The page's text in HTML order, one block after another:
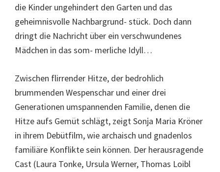
die Kinder ungehindert den Garten und das
geheimnisvolle Nachbargrund- stück. Doch dann
dringt die Nachricht über ein verschwundenes
Mädchen in das som- merliche Idyll…
Zwischen flirrender Hitze, der bedrohlich
brummenden Wespenschar und einer drei
Generationen umspannenden Familie, denen die
Hitze aufs Gemüt schlägt, zeigt Sonja Maria Kröner
in ihrem Debütfilm, wie archaisch und gnadenlos
familiäre Konflikte sein können. Der herausragende
Cast (Laura Tonke, Ursula Werner, Thomas Loibl